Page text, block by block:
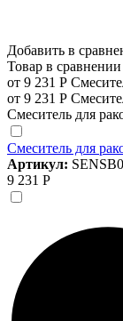
Добавить в
Товар в сравнении
от 9 231 Р
от 9 231 Р
Смеситель для
Смеситель для
Артикул:
9 231 Р